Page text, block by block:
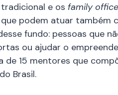
e os family
podem atuar também
fundo: pessoas que
ou ajudar o
de 15 mentores que
Brasil.